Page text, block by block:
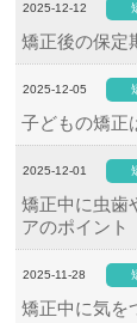
2025-12-12
矯正後の保定
2025-12-05
子どもの矯正
2025-12-01
矯正中に虫歯
アのポイント
2025-11-28
矯正中に気を